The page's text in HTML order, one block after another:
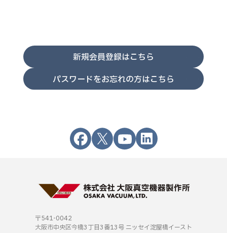
新規会員登録はこちら
パスワードをお忘れの方はこちら
〒541-0042
大阪市中央区今橋3丁目3番13号 ニッセイ淀屋橋イースト